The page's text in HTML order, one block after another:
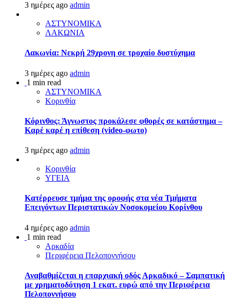
3 ημέρες ago admin
ΑΣΤΥΝΟΜΙΚΑ
ΛΑΚΩΝΙΑ
Λακωνία: Νεκρή 29χρονη σε τροχαίο δυστύχημα
3 ημέρες ago admin
1 min read
ΑΣΤΥΝΟΜΙΚΑ
Κορινθία
Κόρινθος: Άγνωστος προκάλεσε φθορές σε κατάστημα –
Καρέ καρέ η επίθεση (video-φωτο)
3 ημέρες ago admin
Κορινθία
ΥΓΕΙΑ
Kατέρρευσε τμήμα της οροφής στα νέα Τμήματα
Επειγόντων Περιστατικών Νοσοκομείου Κορίνθου
4 ημέρες ago admin
1 min read
Αρκαδία
Περιφέρεια Πελοποννήσου
Αναβαθμίζεται η επαρχιακή οδός Αρκαδικό – Σαμπατική
με χρηματοδότηση 1 εκατ. ευρώ από την Περιφέρεια
Πελοποννήσου